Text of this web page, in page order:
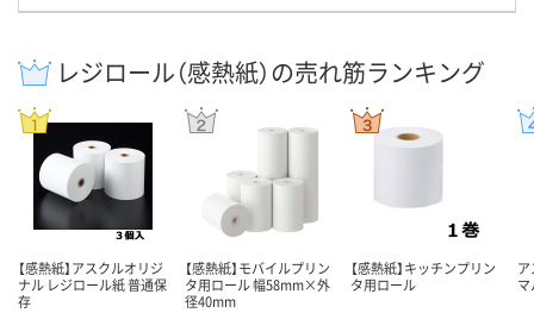
レジロール（感熱紙）の売れ筋ランキング
【感熱紙】アスクルオリジ
ナル レジロール紙 普通保
存
【感熱紙】モバイルプリン
タ用ロール 幅58mm×外
径40mm
【感熱紙】キッチンプリン
タ用ロール